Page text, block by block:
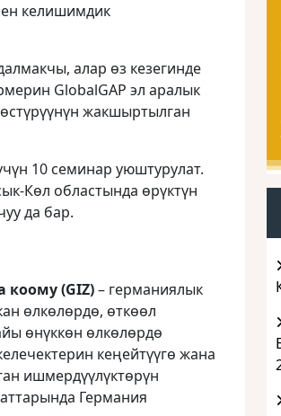
келишимдик
алар өз кезегинде
GlobalGAP эл аралык
жакшыртылган
10 семинар уюштурулат.
Көл областында өрүктүн
да бар.
(GIZ)– германиялык
өлкөлөрдө, өткөөл
өнүккөн өлкөлөрдө
кеңейтүүгө жана
ишмердүүлүктөрүн
Германия